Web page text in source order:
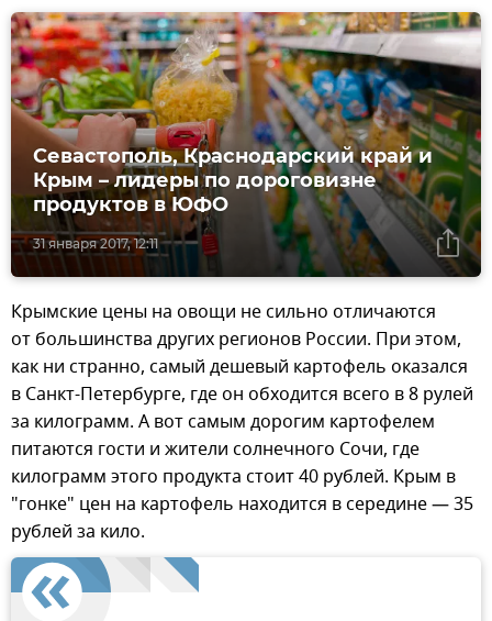
31 января 2017, 12:11
Севастополь, Краснодарский край и
Крым – лидеры по дороговизне
продуктов в ЮФО
Крымские цены на овощи не сильно отличаются
от большинства других регионов России. При этом,
как ни странно, самый дешевый картофель оказался
в Санкт-Петербурге, где он обходится всего в 8 рулей
за килограмм. А вот самым дорогим картофелем
питаются гости и жители солнечного Сочи, где
килограмм этого продукта стоит 40 рублей. Крым в
"гонке" цен на картофель находится в середине — 35
рублей за кило.